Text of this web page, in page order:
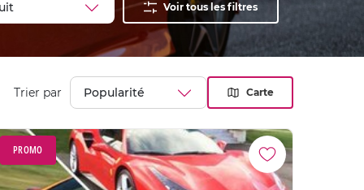
Voir tous les filtres
Trier par Carte
PROMO